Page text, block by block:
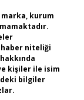
kurum
niteliği
kişiler ile isim
bilgiler